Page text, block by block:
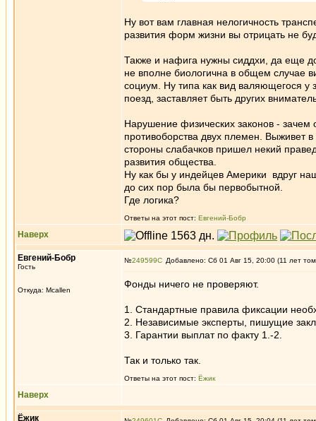
Ну вот вам главная нелогичность
развития форм жизни вы отрицать не
Также и нафига нужны сиддхи, да еще
не вполне биологична в общем случае
социум. Ну типа как вид валяющегося
поезд, заставляет быть других
Нарушение физических законов - зачем
противоборства двух племен. Выживет
стороны слабачков пришел некий
развития общества.
Ну как бы у индейцев Америки вдруг
до сих пор была бы первобытной.
Где логика?
Ответы на этот пост: Евгений-Бобр
Наверх
Евгений-Бобр
Гость
Откуда: Mcallen
№249599 Добавлено: Сб 01 Авг 15, 20:00 (11 лет
Фонды ничего не проверяют.
1. Стандартные правила фиксации
2. Независимые эксперты, пишущие
3. Гарантии выплат по факту 1.-2.
Так и только так.
Ответы на этот пост: Ёжик
Наверх
Ёжик